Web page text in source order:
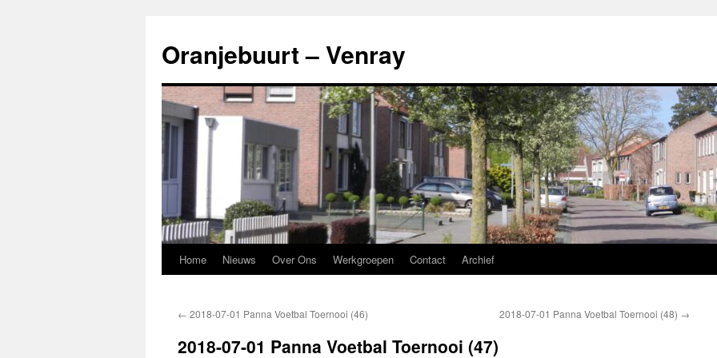
de
inhoud
Oranjebuurt – Venray
Home Nieuws Over Ons Werkgroepen Contact Archief
← 2018-07-01 Panna Voetbal Toernooi (46) 2018-07-01 Panna Voetbal Toernooi (48) →
2018-07-01 Panna Voetbal Toernooi (47)